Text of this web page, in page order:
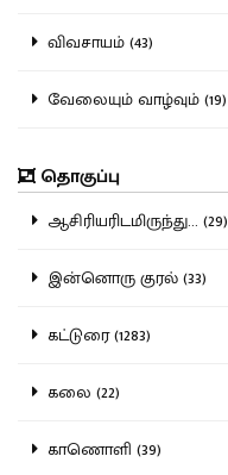
விவசாயம் (43)
வேலையும் வாழ்வும் (19)
தொகுப்பு
ஆசிரியரிடமிருந்து... (29)
இன்னொரு குரல் (33)
கட்டுரை (1283)
கலை (22)
காணொளி (39)